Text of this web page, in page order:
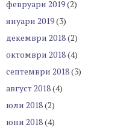
февруари 2019(2)
януари 2019(3)
декември 2018(2)
октомври 2018(4)
септември 2018(3)
август 2018(4)
юли 2018(2)
юни 2018(4)